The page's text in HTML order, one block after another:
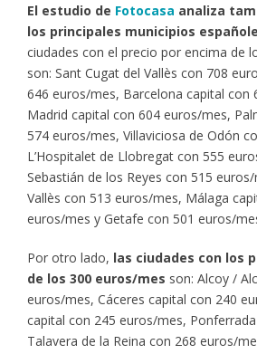
El estudio de Fotocasa analiza
los principales municipios
ciudades con el precio por encima de
son: Sant Cugat del Vallès con 708
646 euros/mes, Barcelona capital con
Madrid capital con 604 euros/mes,
574 euros/mes, Villaviciosa de Odón
L’Hospitalet de Llobregat con 555
Sebastián de los Reyes con 515
Vallès con 513 euros/mes, Málaga
euros/mes y Getafe con 501 euros/
Por otro lado, las ciudades con los
de los 300 euros/mes son: Alcoy /
euros/mes, Cáceres capital con 240
capital con 245 euros/mes,
Talavera de la Reina con 268 euros/